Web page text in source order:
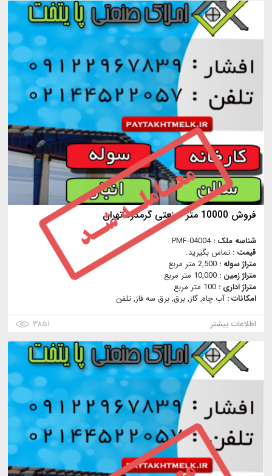
فروش 10000 متر صنعتی گرمدره تهران
شناسه ملک :PMF-04004
قیمت : تماس بگیرید.
متراژ سوله : 2,500 متر مربع
متراژ زمین : 10,000 متر مربع
متراژ اداری : 100 متر مربع
امکانات :آب چاه, گاز, برق, برق سه فاز, تلفن
اطلاعات بیشتر
۳۸۵۱